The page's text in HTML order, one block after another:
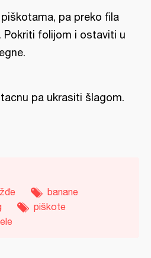
pa preko fila
Pokriti folijom i ostaviti u
pa ukrasiti šlagom.
banane
piškote